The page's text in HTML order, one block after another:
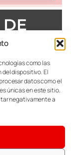
como las
dispositivo. El
datos como el
únicas en este sitio.
negativamente a
género que se
considerarán
Calidad y